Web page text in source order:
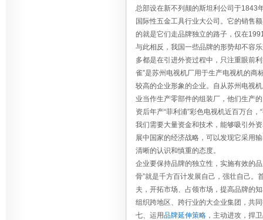
总部设在新不列颠的斯坦利公司于1843
国际性五金工具行业大公司。它的销售
的就是它们走品牌独立的路子，仅在
与此相反，我国一些品牌的形势却不容
多都是在引进外资过程中，只注重眼前
雀”是苏州电视机厂用于生产电视机的商
较高的企业形象的企业。自从苏州电视
业当作生产零部件的组装厂，他们生产
资后年产“菲利浦”彩色电视机近百万台
我们需要大量资金和技术，能够吸引外
展中国家的经济战略，可以发现它采用
清晰的认识和慎重的态度。
企业要保持品牌的独立性，实施有效的
骨”就是千方百计发展自己，强壮自己。
夫，开拓市场、占领市场，提高品牌的
组织跨地区、跨行业的大企业集团，共
七、运用品牌延伸策略 ，主动进攻，捍